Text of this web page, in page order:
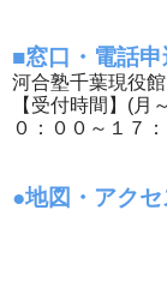
■窓口・電話申
河合塾千葉現役
【受付時間】(
０：００～１７
●地図・アクセ